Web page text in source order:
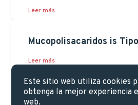
Leer más
Mucopolisacaridos is
Leer más
Mucopolisacaridos is
Este sitio web utiliza cookies
obtenga la mejor experiencia
web.